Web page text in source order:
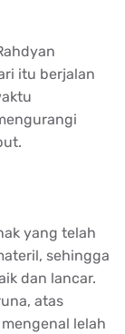
itu berjalan
yang telah
sehingga
dan lancar.
atas
lelah